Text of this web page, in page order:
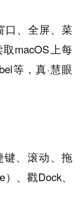
口、全屏、菜
macOS上每
等，真·慧眼
、滚动、拖
、戳Dock、